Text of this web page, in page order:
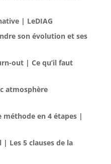
| LeDIAG
son évolution et ses
out | Ce qu’il faut
atmosphère
méthode en 4 étapes |
Les 5 clauses de la